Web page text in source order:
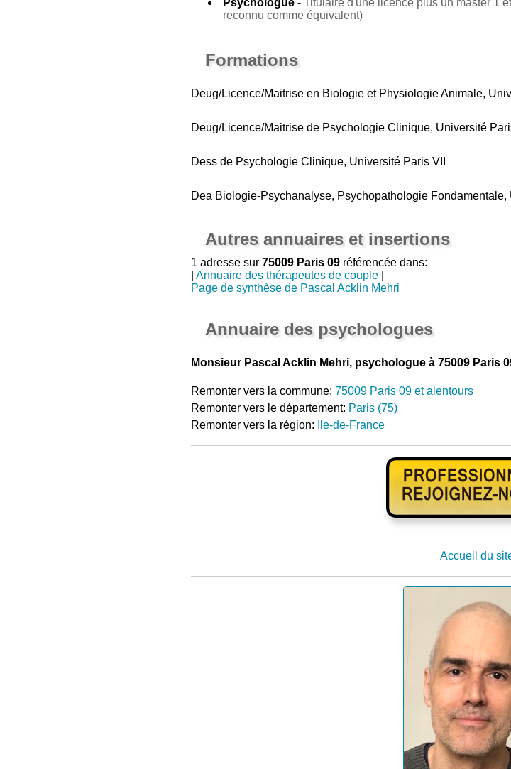
reconnu comme équivalent)
Formations
Deug/Licence/Maitrise en Biologie et Physiologie Animale,
Deug/Licence/Maitrise de Psychologie Clinique, Université
Dess de Psychologie Clinique, Université Paris VII
Dea Biologie-Psychanalyse, Psychopathologie Fondamentale,
Autres annuaires et insertions
1 adresse sur 75009 Paris 09référencée dans:
Annuaire des thérapeutes de couple|
Page de synthèse de Pascal Acklin Mehri
Annuaire des psychologues
Monsieur Pascal Acklin Mehri, psychologue à 75009 Paris
Remonter vers la commune: 75009 Paris 09 et alentours
Remonter vers le département: Paris (75)
Remonter vers la région:
Ile-de-France
Accueil du